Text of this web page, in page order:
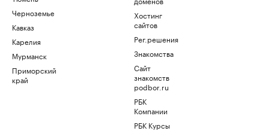
Черноземье
Кавказ
Карелия
Мурманск
Приморский
край
Хостинг
сайтов
Рег.решения
Знакомства
Сайт
знакомств
podbor.ru
РБК
Компании
РБК Курсы